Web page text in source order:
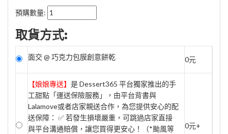
預購數量:
取貨方式:
面交 @ 巧克力包膜創意餅乾 0元
【娘娘專送】 是 Dessert365 平台獨家推出的手
工甜點「運送保險服務」，由平台背書與
Lalamove或者店家親送合作，為您提供安心的配
送保障： ✅ 若發生損壞嚴重，可跳過店家直接
與平台溝通賠償，讓您買得更安心！（*颱風等
0元+